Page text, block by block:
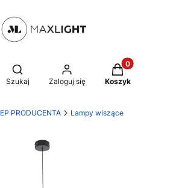
Otwórz wyszukiwarkę
Szukaj Zaloguj się
Produkty w
Koszyk
PRODUCENTA Lampy wiszące